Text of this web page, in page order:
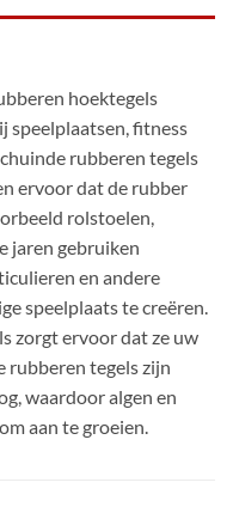
hoektegels
speelplaatsen, fitness
rubberen tegels
ervoor dat de rubber
rolstoelen,
jaren gebruiken
en andere
speelplaats te creëren.
zorgt ervoor dat ze uw
rubberen tegels zijn
waardoor algen en
aan te groeien.